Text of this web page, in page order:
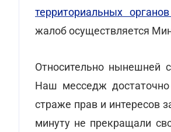
территориальных
жалоб осуществляется
Относительно нынешней
Наш месседж достаточно
страже прав и интересов
минуту не прекращали